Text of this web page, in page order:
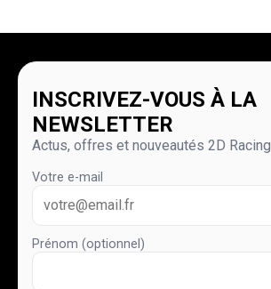
INSCRIVEZ-VOUS À LA
NEWSLETTER
Actus, offres et nouveautés 2D Racing.
Votre e-mail
Prénom (optionnel)